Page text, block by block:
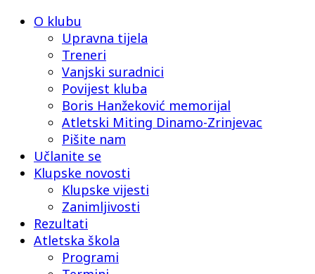
O klubu
Upravna tijela
Treneri
Vanjski suradnici
Povijest kluba
Boris Hanžeković memorijal
Atletski Miting Dinamo-Zrinjevac
Pišite nam
Učlanite se
Klupske novosti
Klupske vijesti
Zanimljivosti
Rezultati
Atletska škola
Programi